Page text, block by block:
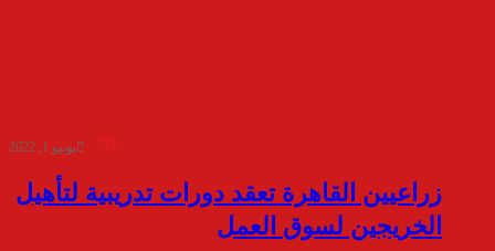
يونيو 1, 2022 535
زراعيين القاهرة تعقد دورات تدريبية لتأهيل
الخريجين لسوق العمل